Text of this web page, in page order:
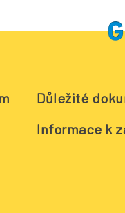
Důležité
Informace k